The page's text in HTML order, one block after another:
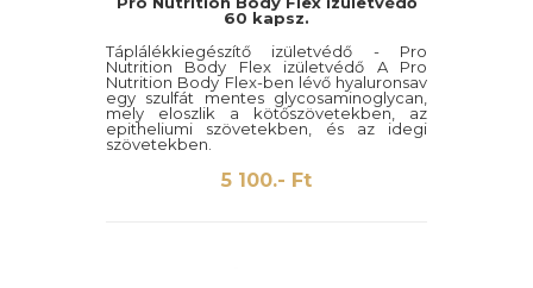
60 kapsz.
Táplálékkiegészítő izületvédő - Pro
Nutrition Body Flex izületvédő A Pro
Nutrition Body Flex-ben lévő hyaluronsav
egy szulfát mentes glycosaminoglycan,
mely eloszlik a kötőszövetekben, az
epitheliumi szövetekben, és az idegi
szövetekben.
5 100.- Ft